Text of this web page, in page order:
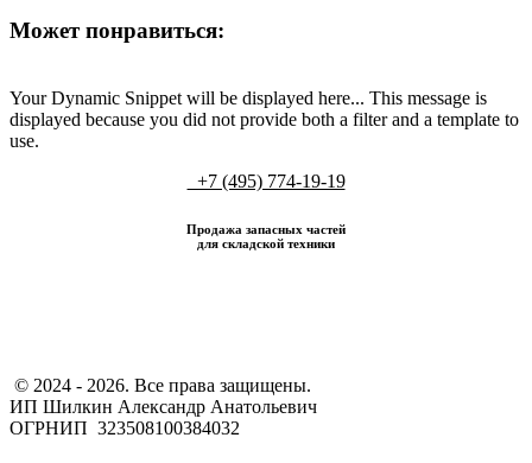
Может понравиться:
Your Dynamic Snippet will be displayed here... This message is
displayed because you did not provide both a filter and a template to
use.
+7 (495) 774-19-19
Продажа запасных частей
для складской техники
​ © 2024 - 2026. Все права защищены.
ИП Шилкин Александр Анатольевич
ОГРНИП 323508100384032